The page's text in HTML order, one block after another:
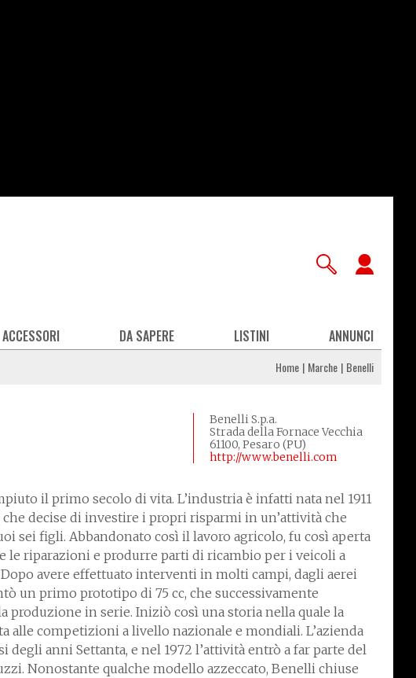
ACCESSORI DA SAPERE LISTINI ANNUNCI
Home Marche Benelli
Benelli S.p.a.
Strada della Fornace Vecchia
61100, Pesaro (PU)
http://www.benelli.com
il primo secolo di vita. L’industria è infatti nata nel 1911
decise di investire i propri risparmi in un’attività che
sei figli. Abbandonato così il lavoro agricolo, fu così aperta
le riparazioni e produrre parti di ricambio per i veicoli a
avere effettuato interventi in molti campi, dagli aerei
un primo prototipo di 75 cc, che successivamente
produzione in serie. Iniziò così una storia nella quale la
alle competizioni a livello nazionale e mondiali. L’azienda
anni Settanta, e nel 1972 l’attività entrò a far parte del
Nonostante qualche modello azzeccato, Benelli chiuse